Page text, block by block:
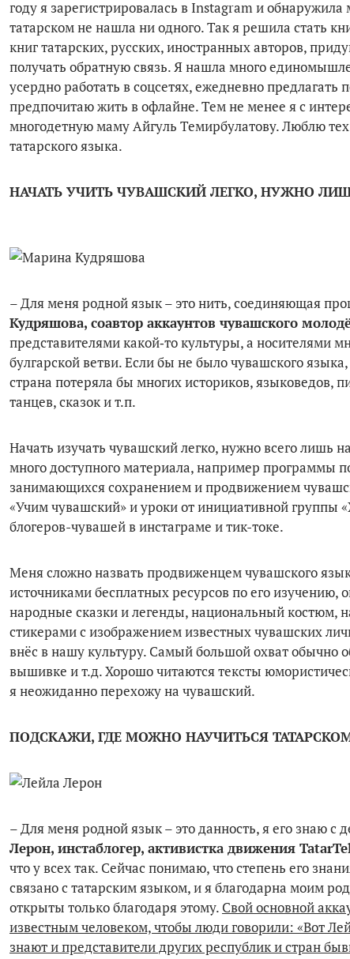
году я зарегистрировалась в Instagram и
татарском не нашла ни одного. Так я решила стать
книг татарских, русских, иностранных авторов,
получать обратную связь. Я нашла много
усердно работать в соцсетях, ежедневно предлагать
предпочитаю жить в офлайне. Тем не менее я с
многодетную маму Айгуль Темир­булатову. Люблю
татарского языка.
НАЧАТЬ УЧИТЬ ЧУВАШСКИЙ ЛЕГКО, НУЖНО
– Для меня родной язык – это нить, соединяющая
Кудряшова, соавтор аккаунтов чувашского
пред­ставителями какой‑то культуры, а носителями
булгарской ветви. Если бы не было чувашского
страна потеряла бы многих историков, языковедов,
танцев, сказок и т.п.
Начать изучать чувашский легко, нужно всего лишь
много доступного материала, например программы
занимающихся сохранением и продвижением
«Учим чувашский» и уроки от инициативной группы
блогеров-чувашей в инстаграме и тик-токе.
Меня сложно назвать продвиженцем чувашского
источниками бесплатных ресурсов по его изучению,
народные сказки и легенды, на­циональный костюм,
стикерами с изображением известных чувашских
внёс в нашу куль­туру. Самый большой охват обычно
вышивке и т.д. Хорошо читаются тексты
я неожиданно перехожу на чувашский.
ПОДСКАЖИ, ГДЕ МОЖНО НАУЧИТЬСЯ
– Для меня родной язык – это данность, я его знаю с
Лерон, инстаблогер, активистка движения
что у всех так. Сейчас понимаю, что степень его
связано с татарским языком, и я благодарна моим
открыты только благодаря этому. Свой основной
известным человеком, чтобы люди говорили: «Вот
знают и представители других республик и стран